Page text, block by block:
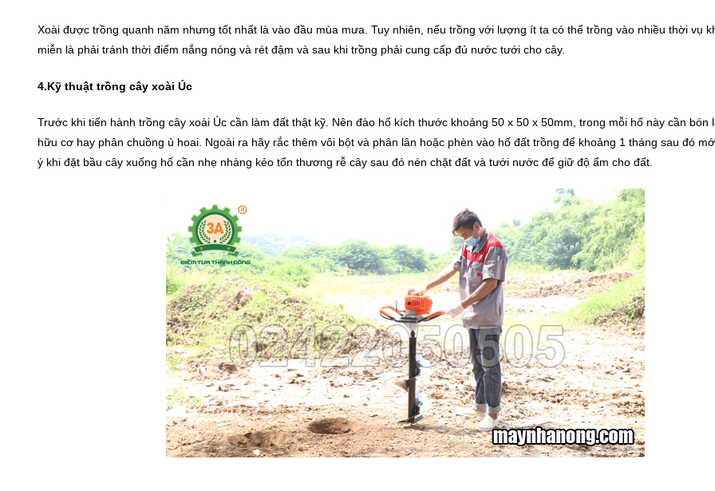
Xoài được trồng quanh năm nhưng tốt nhất là vào đầu mùa mưa. Tuy nhiên, nếu trồng với lượng ít ta có thể trồng vào nhiều thời vụ
miễn là phải tránh thời điểm nắng nóng và rét đậm và sau khi trồng phải cung cấp đủ nước tưới cho cây.
4.Kỹ thuật trồng cây xoài Úc
Trước khi tiến hành trồng cây xoài Úc cần làm đất thật kỹ. Nên đào hố kích thước khoảng 50 x 50 x 50mm, trong mỗi hố này cần bón
hữu cơ hay phân chuồng ủ hoai. Ngoài ra hãy rắc thêm vôi bột và phân lân hoặc phèn vào hố đất trồng để khoảng 1 tháng sau đó
ý khi đặt bầu cây xuống hố cần nhẹ nhàng kẻo tổn thương rễ cây sau đó nén chặt đất và tưới nước để giữ độ ẩm cho đất.